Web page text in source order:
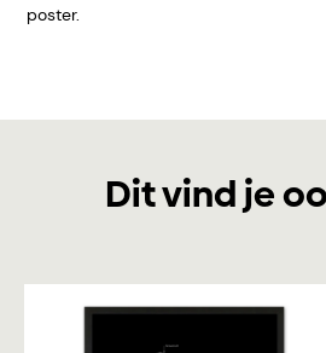
poster.
Dit vind je